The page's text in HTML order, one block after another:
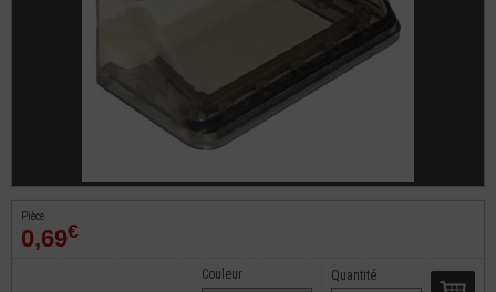
Pièce
0,69€
Quantité
Couleur